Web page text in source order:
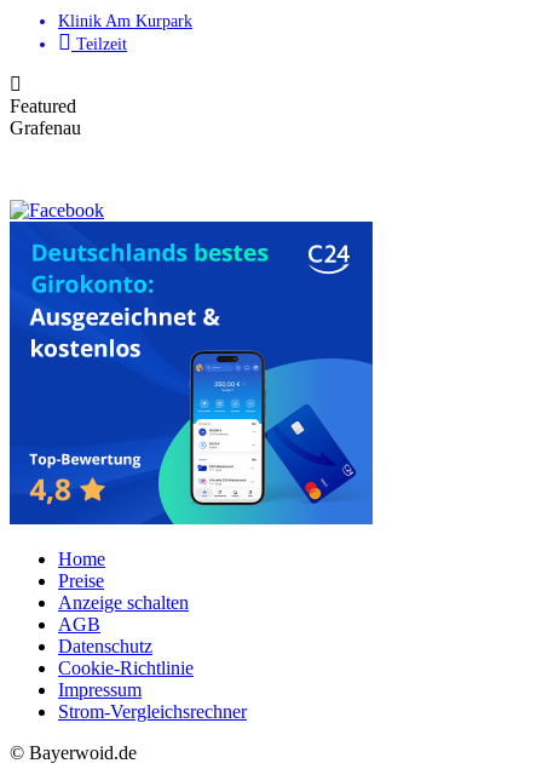
Klinik Am Kurpark
Teilzeit
Featured
Grafenau
Home
Preise
Anzeige schalten
AGB
Datenschutz
Cookie-Richtlinie
Impressum
Strom-Vergleichsrechner
© Bayerwoid.de